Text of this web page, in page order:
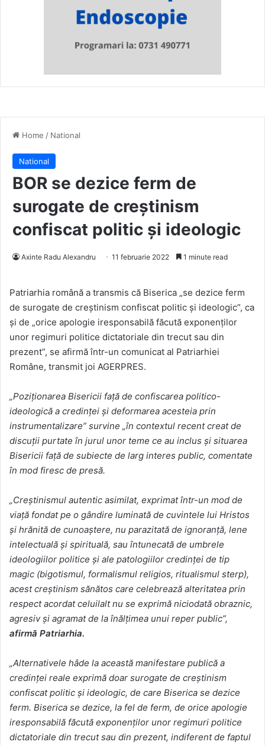
Home / National
National
BOR se dezice ferm de
surogate de creştinism
confiscat politic şi ideologic
Axinte Radu Alexandru 11 februarie 2022 1 minute read
Patriarhia română a transmis că Biserica „se dezice ferm
de surogate de creştinism confiscat politic şi ideologic”, ca
şi de „orice apologie iresponsabilă făcută exponenţilor
unor regimuri politice dictatoriale din trecut sau din
prezent”, se afirmă într-un comunicat al Patriarhiei
Române, transmit joi AGERPRES.
„Poziţionarea Bisericii faţă de confiscarea politico-
ideologică a credinţei şi deformarea acesteia prin
instrumentalizare” survine „în contextul recent creat de
discuţii purtate în jurul unor teme ce au inclus şi situarea
Bisericii faţă de subiecte de larg interes public, comentate
în mod firesc de presă.
„Creştinismul autentic asimilat, exprimat într-un mod de
viaţă fondat pe o gândire luminată de cuvintele lui Hristos
şi hrănită de cunoaştere, nu parazitată de ignoranţă, lene
intelectuală şi spirituală, sau întunecată de umbrele
ideologiilor politice şi ale patologiilor credinţei de tip
magic (bigotismul, formalismul religios, ritualismul sterp),
acest creştinism sănătos care celebrează alteritatea prin
respect acordat celuilalt nu se exprimă niciodată obraznic,
agresiv şi agramat de la înălţimea unui reper public”,
afirmă Patriarhia.
„Alternativele hâde la această manifestare publică a
credinţei reale exprimă doar surogate de creştinism
confiscat politic şi ideologic, de care Biserica se dezice
ferm. Biserica se dezice, la fel de ferm, de orice apologie
iresponsabilă făcută exponenţilor unor regimuri politice
dictatoriale din trecut sau din prezent, indiferent de faptul